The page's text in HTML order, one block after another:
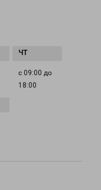
с 09:00 до
18:00